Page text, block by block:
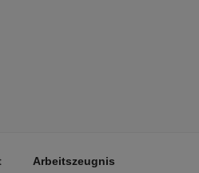
Arbeitszeugnis